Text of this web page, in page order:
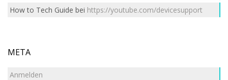
How to Tech Guide bei https://youtube.com/devicesupport
META
Anmelden